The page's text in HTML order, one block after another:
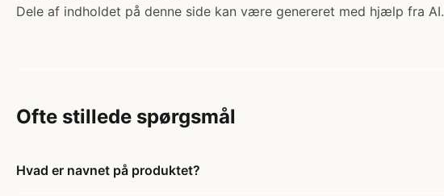
Dele af indholdet på denne side kan være genereret med hjælp fra AI.
Ofte stillede spørgsmål
Hvad er navnet på produktet?